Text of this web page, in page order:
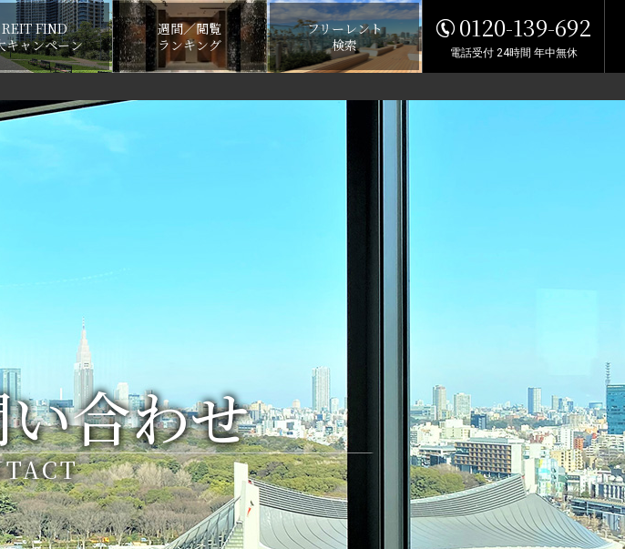
REIT FIND
キャンペーン
週間／閲覧
ランキング
フリーレント
検索
0120-139-692
電話受付 24時間 年中無休
合わせ